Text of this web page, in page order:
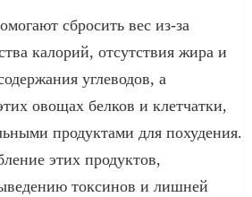
сбросить вес из-за
калорий, отсутствия жира и
углеводов, а
овощах белков и клетчатки,
продуктами для похудения.
этих продуктов,
токсинов и лишней